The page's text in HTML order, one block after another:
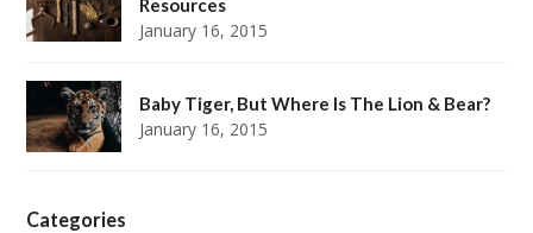
Resources
January 16, 2015
Baby Tiger, But Where Is The Lion & Bear?
January 16, 2015
Categories